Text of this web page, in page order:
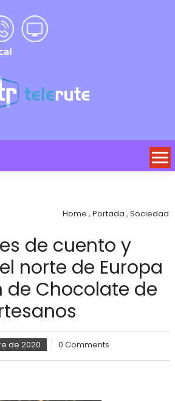
Home ,Portada ,Sociedad
de cuento y
norte de Europa
de Chocolate de
de 2020 0 Comments